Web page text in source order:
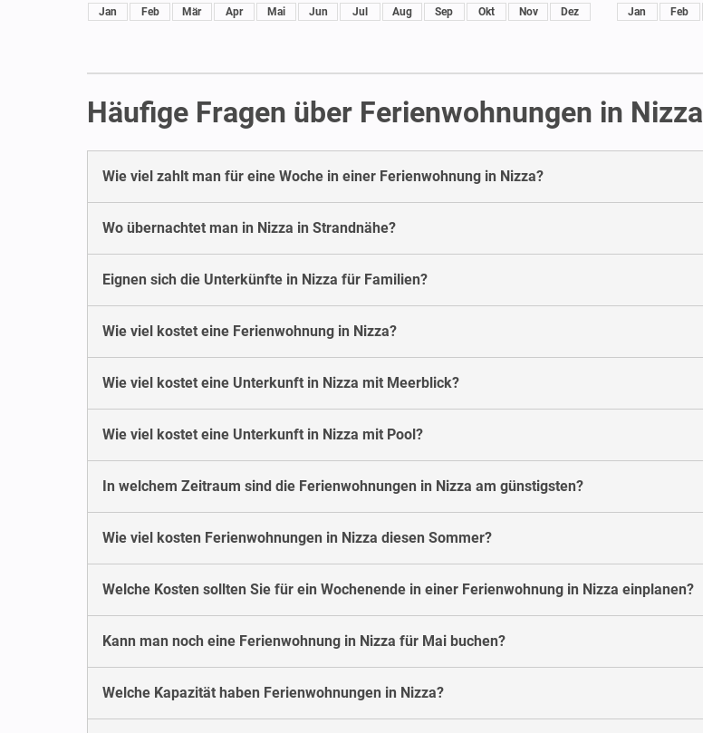
Jan Feb Mär Apr Mai Jun Jul Aug Sep Okt Nov Dez Jan Feb
Häufige Fragen über Ferienwohnungen in Nizza
Wie viel zahlt man für eine Woche in einer Ferienwohnung in Nizza?
Wo übernachtet man in Nizza in Strandnähe?
Eignen sich die Unterkünfte in Nizza für Familien?
Wie viel kostet eine Ferienwohnung in Nizza?
Wie viel kostet eine Unterkunft in Nizza mit Meerblick?
Wie viel kostet eine Unterkunft in Nizza mit Pool?
In welchem Zeitraum sind die Ferienwohnungen in Nizza am günstigsten?
Wie viel kosten Ferienwohnungen in Nizza diesen Sommer?
Welche Kosten sollten Sie für ein Wochenende in einer Ferienwohnung in Nizza einplanen?
Kann man noch eine Ferienwohnung in Nizza für Mai buchen?
Welche Kapazität haben Ferienwohnungen in Nizza?